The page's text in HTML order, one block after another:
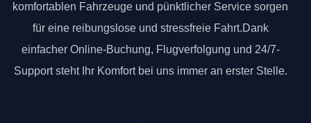
komfortablen Fahrzeuge und pünktlicher Service sorgen
für eine reibungslose und stressfreie Fahrt.Dank
einfacher Online-Buchung, Flugverfolgung und 24/7-
Support steht Ihr Komfort bei uns immer an erster Stelle.